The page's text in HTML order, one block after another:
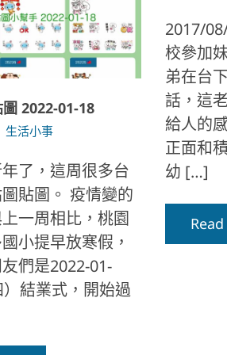
2022-01-18
生活小事
了，這周很多台
貼圖。 疫情變的
一周相比，桃園
小提早放寒假，
們是2022-01-
結業式，開始過
2017/
校參加
弟在台
話，這
給人的
正面和
幼 […]